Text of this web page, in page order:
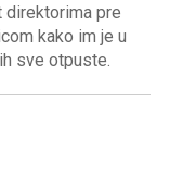
direktorima pre
kako im je u